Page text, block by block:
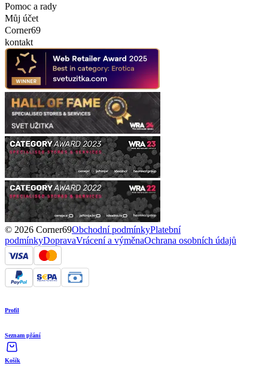
Pomoc a rady
Můj účet
Corner69
kontakt
© 2026 Corner69Obchodní podmínkyPlatební
podmínkyDopravaVrácení a výměnaOchrana osobních údajů
Profil
Seznam přání
Košík